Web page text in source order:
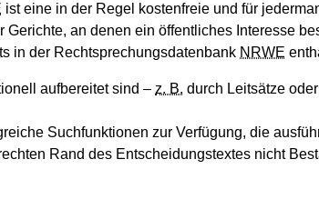
ist eine in der Regel kostenfreie und für
an denen ein öffentliches Interesse
in der Rechtsprechungsdatenbank NRWE
aufbereitet sind – z. B. durch Leitsätze
Suchfunktionen zur Verfügung, die
Rand des Entscheidungstextes nicht